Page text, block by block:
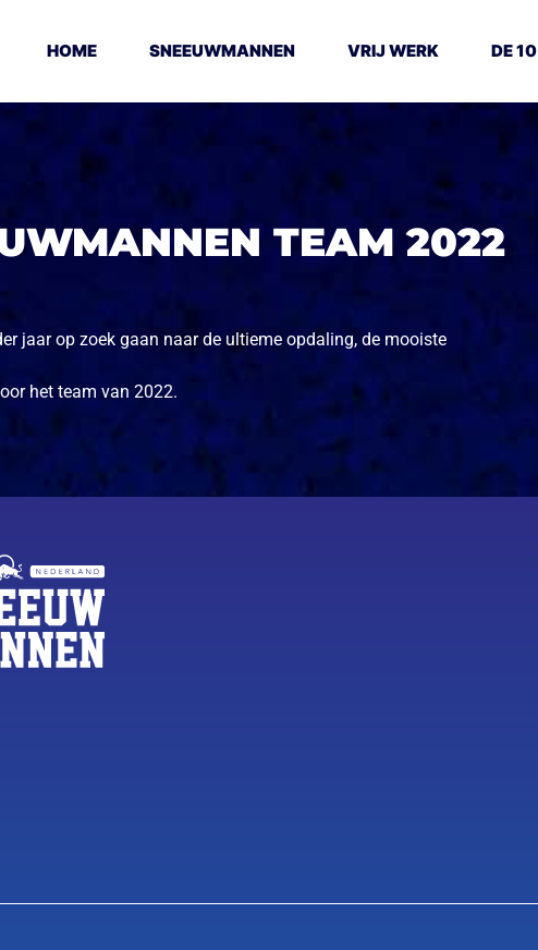
HOME SNEEUWMANNEN VRIJ WERK DE 10
TEAM 2022
jaar op zoek gaan naar de ultieme opdaling, de mooiste
het team van 2022.